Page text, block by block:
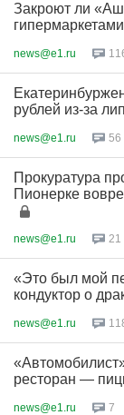
Закроют ли
news@e1.ru
рублей из-за
news@e1.ru 56
Прокуратура
Пионерке
news@e1.ru 21
«Это был мой
кондуктор о
news@e1.ru
ресторан —
news@e1.ru 7